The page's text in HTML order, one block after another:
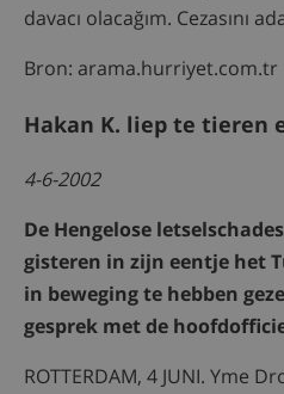
davacı olacağım. Cezasını
Bron: arama.hurriyet.com.tr
Hakan K. liep te tieren
4-6-2002
De Hengelose
gisteren in zijn eentje het
in beweging te hebben
gesprek met de
ROTTERDAM, 4 JUNI. Yme